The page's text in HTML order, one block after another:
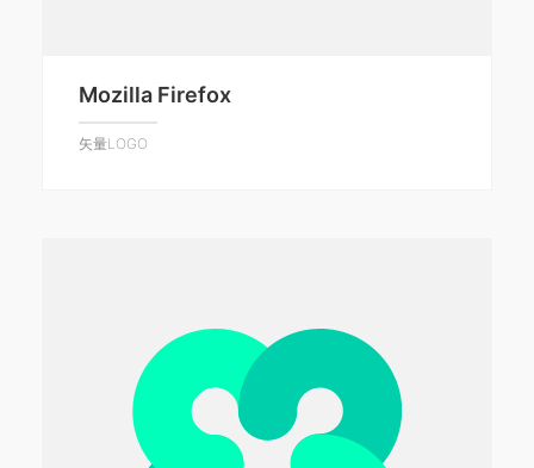
Mozilla Firefox
矢量LOGO